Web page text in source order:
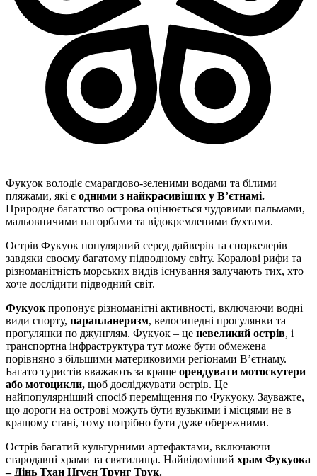
Фукуок володіє смарагдово-зеленими водами та білими
пляжами, які є одними з найкрасивіших у В’єтнамі.
Природне багатство острова оцінюється чудовими пальмами,
мальовничими пагорбами та відокремленими бухтами.
Острів Фукуок популярний серед дайверів та сноркелерів
завдяки своєму багатому підводному світу. Коралові рифи та
різноманітність морських видів існування залучають тих, хто
хоче дослідити підводний світ.
Фукуок пропонує різноманітні активності, включаючи водні
види спорту, парапланеризм, велосипедні прогулянки та
прогулянки по джунглям. Фукуок – це невеликий острів, і
транспортна інфраструктура тут може бути обмежена
порівняно з більшими материковими регіонами В’єтнаму.
Багато туристів вважають за краще орендувати мотоскутери
або мотоцикли, щоб досліджувати острів. Це
найпопулярніший спосіб переміщення по Фукуоку. Зауважте,
що дороги на острові можуть бути вузькими і місцями не в
кращому стані, тому потрібно бути дуже обережними.
Острів багатий культурними артефактами, включаючи
стародавні храми та святилища. Найвідоміший храм Фукуока
– Дінь Тхан Нгуєн Трунг Трук.